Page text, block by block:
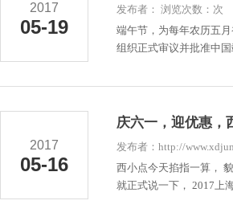
2017
05-19
发布者： 浏览次数：次
端午节，为每年农历五
组织正式审议并批准中
2017
05-16
庆六一，迎优惠，
发布者：http://
西小点今天掐指一算，
就正式说一下， 2017上